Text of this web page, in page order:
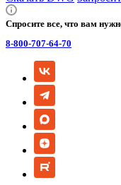
Спросите все, что вам
8-800-707-64-70